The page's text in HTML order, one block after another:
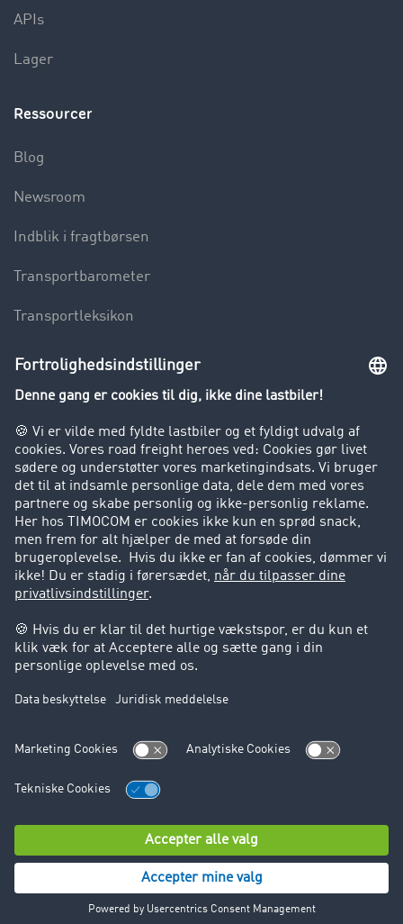
APIs
Lager
Ressourcer
Blog
Newsroom
Indblik i fragtbørsen
Transportbarometer
Transportleksikon
Lastbilkørsel forbudt
Kunder hverver kunder
Success Stories
Support
Support
Juridiske forhold
Kolofon
Brugerbetingelser
© TIMOCOM GmbH 2026. Alle rettigheder forbeholdt